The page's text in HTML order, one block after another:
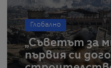
Глобално
„Съветът за
първия си